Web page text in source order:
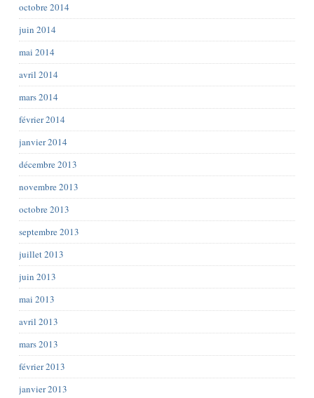
octobre 2014
juin 2014
mai 2014
avril 2014
mars 2014
février 2014
janvier 2014
décembre 2013
novembre 2013
octobre 2013
septembre 2013
juillet 2013
juin 2013
mai 2013
avril 2013
mars 2013
février 2013
janvier 2013